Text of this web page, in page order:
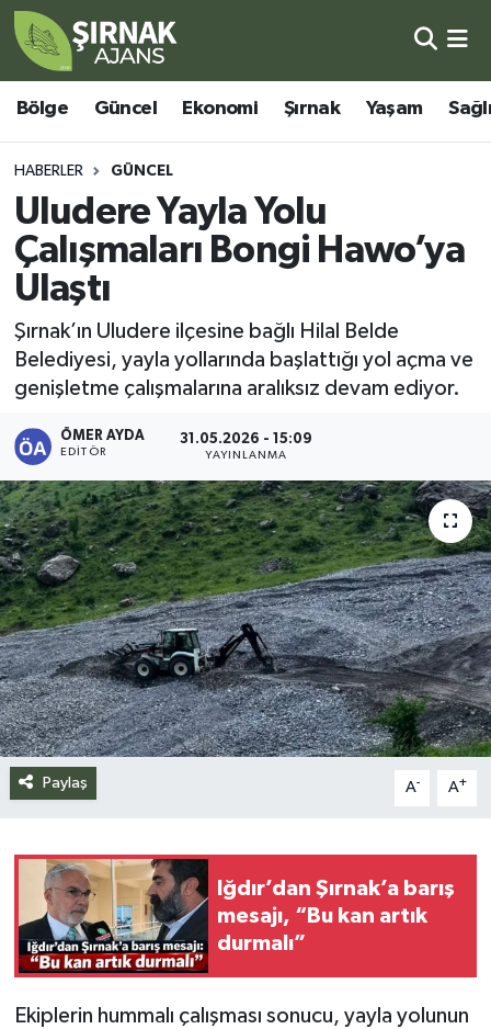
Bölge Güncel Ekonomi Şırnak Yaşam
HABERLER GÜNCEL
Uludere Yayla Yolu
Çalışmaları Bongi Hawo’ya
Ulaştı
Şırnak’ın Uludere ilçesine bağlı Hilal Belde
Belediyesi, yayla yollarında başlattığı yol açma ve
genişletme çalışmalarına aralıksız devam ediyor.
ÖMER AYDA
EDITÖR
31.05.2026 - 15:09
YAYINLANMA
Paylaş A- A+
Iğdır’dan Şırnak’a barış
mesajı, “Bu kan artık
durmalı”
Ekiplerin hummalı çalışması sonucu, yayla yolunun
Bölge
Güncel
Ekonomi
Şırnak
Yaşam
Sağlık
Siyaset
Spor
Teknoloji
Yazarlar
Şırnak Nöbetçi Eczaneler
Şırnak Hava Durumu
Şirnak Namaz Vakitleri
Şırnak Trafik Yoğunluk Haritası
Süper Lig Puan Durumu ve Fikstür
Tüm Manşetler